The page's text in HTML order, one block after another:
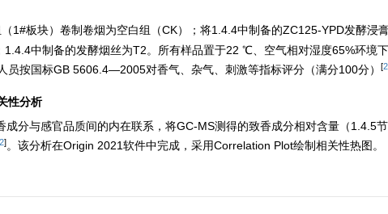
1#板块）卷制卷烟为空白组（CK）；将1.4.4中制备的ZC125-YPD发酵浸
中制备的发酵烟丝为T2。所有样品置于22 ℃、空气相对湿度65%环境
员按国标GB 5606.4—2005对香气、杂气、刺激等指标评分（满分100分）
[
性分析
成分与感官品质间的内在联系，将GC-MS测得的致香成分相对含量（1.4.5
]。该分析在Origin 2021软件中完成，采用Correlation Plot绘制相关性热图。